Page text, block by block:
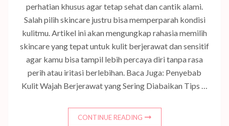
perhatian khusus agar tetap sehat dan cantik alami.
Salah pilih skincare justru bisa memperparah kondisi
kulitmu. Artikel ini akan mengungkap rahasia memilih
skincare yang tepat untuk kulit berjerawat dan sensitif
agar kamu bisa tampil lebih percaya diri tanpa rasa
perih atau iritasi berlebihan. Baca Juga: Penyebab
Kulit Wajah Berjerawat yang Sering Diabaikan Tips …
CONTINUE READING